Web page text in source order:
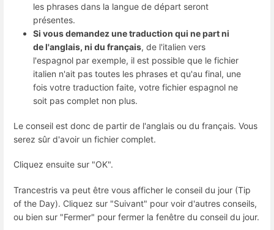
les phrases dans la langue de départ seront
présentes.
Si vous demandez une traduction qui ne part ni
de l'anglais, ni du français, de l'italien vers
l'espagnol par exemple, il est possible que le fichier
italien n'ait pas toutes les phrases et qu'au final, une
fois votre traduction faite, votre fichier espagnol ne
soit pas complet non plus.
Le conseil est donc de partir de l'anglais ou du français. Vous
serez sûr d'avoir un fichier complet.
Cliquez ensuite sur "OK".
Trancestris va peut être vous afficher le conseil du jour (Tip
of the Day). Cliquez sur "Suivant" pour voir d'autres conseils,
ou bien sur "Fermer" pour fermer la fenêtre du conseil du jour.